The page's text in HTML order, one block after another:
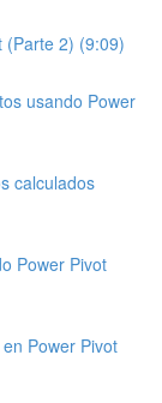
(Parte 2) (9:09)
usando Power
calculados
Power Pivot
Power Pivot